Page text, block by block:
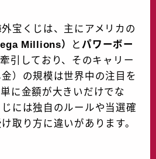
宝くじは、主にアメリカの
Millions）
と パワーボー
引しており、そのキャリー
）の規模は世界中の注目を
に金額が大きいだけでな
には独自のルールや当選確
取り方に違いがあります。